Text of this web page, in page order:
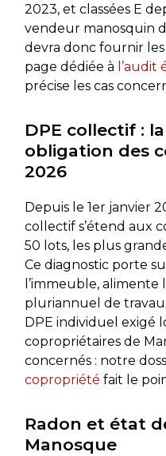
2023, et classées E
vendeur manosquin
devra donc fournir
page dédiée à
précise les cas
DPE collectif :
obligation des
2026
Depuis le 1er janvier
collectif s’étend aux
50 lots, les plus
Ce diagnostic porte
l’immeuble,
pluriannuel de
DPE individuel exigé
copropriétaires de
concernés : notre
copropriété fait le
Radon et état
Manosque